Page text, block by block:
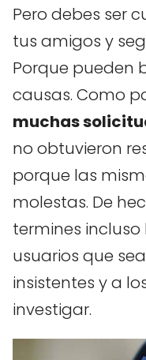
Pero debes ser
tus amigos y
Porque pueden
causas. Como
muchas
no obtuvieron
porque las
molestas. De
termines
usuarios que
insistentes y a
investigar.